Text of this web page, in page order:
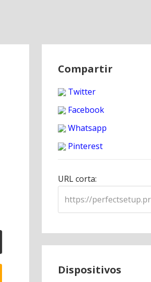
Compartir
Twitter
Facebook
Whatsapp
Pinterest
URL corta:
Dispositivos